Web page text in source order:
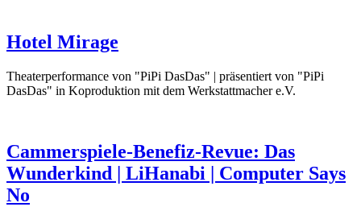
Hotel Mirage
Theaterperformance von "PiPi DasDas" | präsentiert von "PiPi
DasDas" in Koproduktion mit dem Werkstattmacher e.V.
Cammerspiele-Benefiz-Revue: Das
Wunderkind | LiHanabi | Computer Says
No